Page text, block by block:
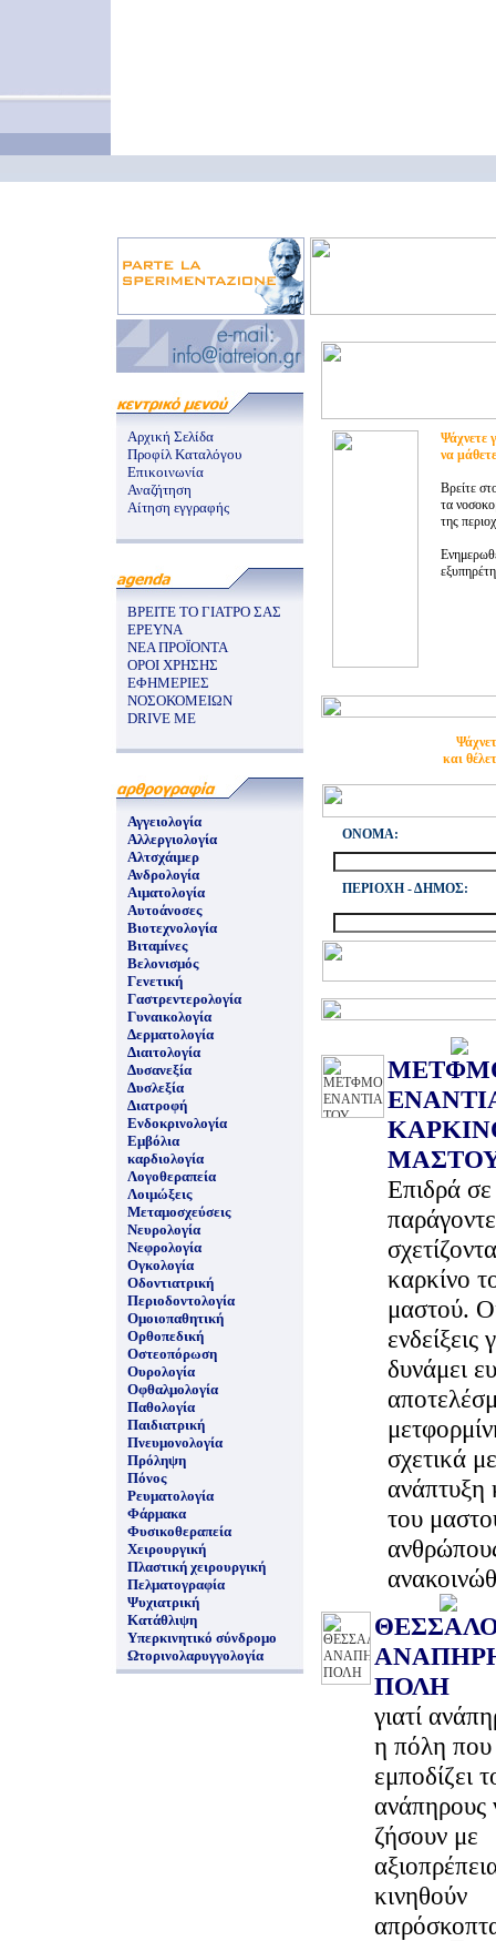
Αρχική Σελίδα
Προφίλ Καταλόγου
Επικοινωνία
Αναζήτηση
Αίτηση εγγραφής
ΒΡΕΙΤΕ ΤΟ ΓΙΑΤΡΟ ΣΑΣ
ΕΡΕΥΝΑ
ΝΕΑ ΠΡΟΪΟΝΤΑ
ΟΡΟΙ ΧΡΗΣΗΣ
ΕΦΗΜΕΡΙΕΣ
ΝΟΣΟΚΟΜΕΙΩΝ
DRIVE ME
Αγγειολογία
Αλλεργιολογία
Αλτσχάιμερ
Ανδρολογία
Αιματολογία
Αυτοάνοσες
Βιοτεχνολογία
Βιταμίνες
Βελονισμός
Γενετική
Γαστρεντερολογία
Γυναικολογία
Δερματολογία
Διαιτολογία
Δυσανεξία
Δυσλεξία
Διατροφή
Ενδοκρινολογία
Εμβόλια
καρδιολογία
Λογοθεραπεία
Λοιμώξεις
Μεταμοσχεύσεις
Νευρολογία
Νεφρολογία
Ογκολογία
Οδοντιατρική
Περιοδοντολογία
Ομοιοπαθητική
Ορθοπεδική
Οστεοπόρωση
Ουρολογία
Οφθαλμολογία
Παθολογία
Παιδιατρική
Πνευμονολογία
Πρόληψη
Πόνος
Ρευματολογία
Φάρμακα
Φυσικοθεραπεία
Χειρουργική
Πλαστική χειρουργική
Πελματογραφία
Ψυχιατρική
Κατάθλιψη
Υπερκινητικό σύνδρομο
Ωτορινολαρυγγολογία
Ψάχνετε
να
Βρείτε
τα
της
και
ONOMA:
ΠΕΡΙΟΧΗ - ΔΗΜΟΣ:
Επιδρά σε
καρκίνο
μαστού.
ενδείξεις
δυνάμει
σχετικά
ανάπτυξη
του
ΠΟΛΗ
γιατί
η πόλη που
εμποδίζει
ανάπηρους
ζήσουν με
κινηθούν